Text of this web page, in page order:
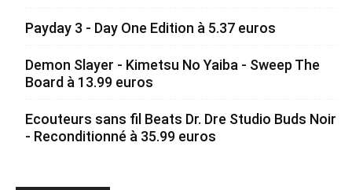
Payday 3 - Day One Edition à 5.37 euros
Demon Slayer - Kimetsu No Yaiba - Sweep The
Board à 13.99 euros
Ecouteurs sans fil Beats Dr. Dre Studio Buds Noir
- Reconditionné à 35.99 euros